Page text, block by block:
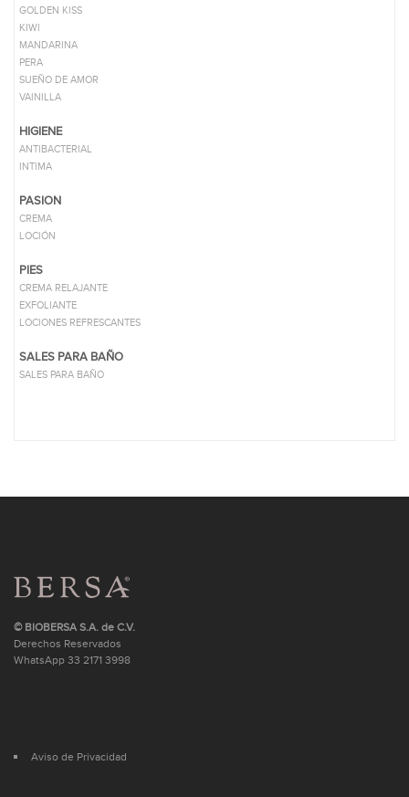
GOLDEN KISS
KIWI
MANDARINA
PERA
SUEÑO DE AMOR
VAINILLA
HIGIENE
ANTIBACTERIAL
INTIMA
PASION
CREMA
LOCIÓN
PIES
CREMA RELAJANTE
EXFOLIANTE
LOCIONES REFRESCANTES
SALES PARA BAÑO
SALES PARA BAÑO
© BIOBERSA S.A. de C.V.
Derechos Reservados
WhatsApp 33 2171 3998
Aviso de Privacidad